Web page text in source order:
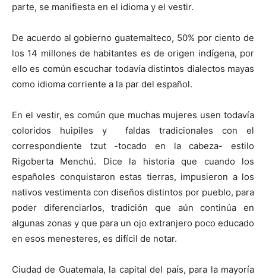
parte, se manifiesta en el idioma y el vestir.
De acuerdo al gobierno guatemalteco, 50% por ciento de
los 14 millones de habitantes es de origen indígena, por
ello es común escuchar todavía distintos dialectos mayas
como idioma corriente a la par del español.
En el vestir, es común que muchas mujeres usen todavía
coloridos huipiles y faldas tradicionales con el
correspondiente tzut -tocado en la cabeza- estilo
Rigoberta Menchú. Dice la historia que cuando los
españoles conquistaron estas tierras, impusieron a los
nativos vestimenta con diseños distintos por pueblo, para
poder diferenciarlos, tradición que aún continúa en
algunas zonas y que para un ojo extranjero poco educado
en esos menesteres, es difícil de notar.
Ciudad de Guatemala, la capital del país, para la mayoría